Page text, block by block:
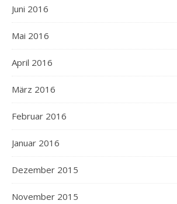
Juni 2016
Mai 2016
April 2016
März 2016
Februar 2016
Januar 2016
Dezember 2015
November 2015